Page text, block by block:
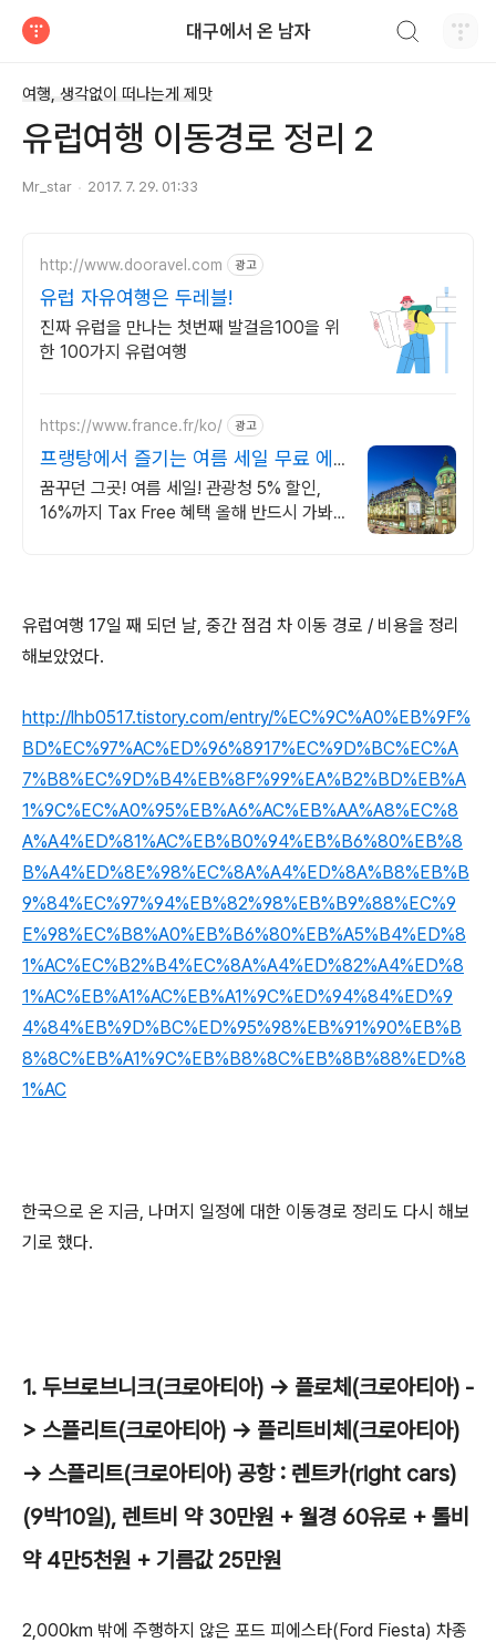
대구에서 온 남자
여행, 생각없이 떠나는게 제맛
유럽여행 이동경로 정리 2
Mr_star 2017. 7. 29. 01:33
http://www.dooravel.com 광고
유럽 자유여행은 두레블!
진짜 유럽을 만나는 첫번째 발걸음100을 위
한 100가지 유럽여행
https://www.france.fr/ko/ 광고
프랭탕에서 즐기는 여름 세일 무료 에
펠탑뷰 테라스
꿈꾸던 그곳! 여름 세일! 관광청 5% 할인,
16%까지 Tax Free 혜택 올해 반드시 가봐
유럽여행 17일 째 되던 날, 중간 점검 차 이동 경로 / 비용을 정리
해보았었다.
http://lhb0517.tistory.com/entry/%EC%9C%A0%EB%9F%
BD%EC%97%AC%ED%96%8917%EC%9D%BC%EC%A
7%B8%EC%9D%B4%EB%8F%99%EA%B2%BD%EB%A
1%9C%EC%A0%95%EB%A6%AC%EB%AA%A8%EC%8
A%A4%ED%81%AC%EB%B0%94%EB%B6%80%EB%8
B%A4%ED%8E%98%EC%8A%A4%ED%8A%B8%EB%B
9%84%EC%97%94%EB%82%98%EB%B9%88%EC%9
E%98%EC%B8%A0%EB%B6%80%EB%A5%B4%ED%8
1%AC%EC%B2%B4%EC%8A%A4%ED%82%A4%ED%8
1%AC%EB%A1%AC%EB%A1%9C%ED%94%84%ED%9
4%84%EB%9D%BC%ED%95%98%EB%91%90%EB%B
8%8C%EB%A1%9C%EB%B8%8C%EB%8B%88%ED%8
1%AC
한국으로 온 지금, 나머지 일정에 대한 이동경로 정리도 다시 해보
기로 했다.
1. 두브로브니크(크로아티아) -> 플로체(크로아티아) -
> 스플리트(크로아티아) -> 플리트비체(크로아티아)
-> 스플리트(크로아티아) 공항 : 렌트카(right cars)
(9박10일), 렌트비 약 30만원 + 월경 60유로 + 톨비
약 4만5천원 + 기름값 25만원
2,000km 밖에 주행하지 않은 포드 피에스타(Ford Fiesta) 차종